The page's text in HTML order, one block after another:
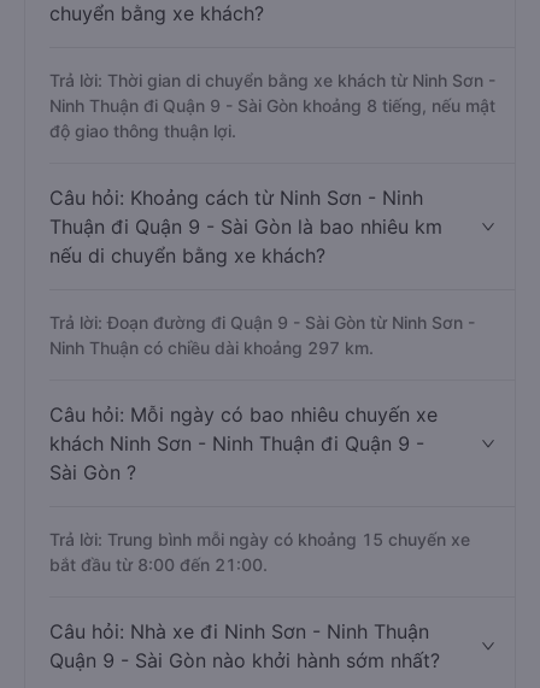
chuyển bằng xe khách?
Trả lời: Thời gian di chuyển bằng xe khách từ Ninh Sơn -
Ninh Thuận đi Quận 9 - Sài Gòn khoảng 8 tiếng, nếu mật
độ giao thông thuận lợi.
Câu hỏi: Khoảng cách từ Ninh Sơn - Ninh
Thuận đi Quận 9 - Sài Gòn là bao nhiêu km
nếu di chuyển bằng xe khách?
Trả lời: Đoạn đường đi Quận 9 - Sài Gòn từ Ninh Sơn -
Ninh Thuận có chiều dài khoảng 297 km.
Câu hỏi: Mỗi ngày có bao nhiêu chuyến xe
khách Ninh Sơn - Ninh Thuận đi Quận 9 -
Sài Gòn ?
Trả lời: Trung bình mỗi ngày có khoảng 15 chuyến xe
bắt đầu từ 8:00 đến 21:00.
Câu hỏi: Nhà xe đi Ninh Sơn - Ninh Thuận
Quận 9 - Sài Gòn nào khởi hành sớm nhất?